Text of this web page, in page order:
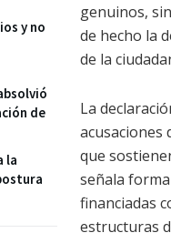
y no
de
la
genuinos,
de hecho la
de la
La
acusaciones
que
señala
financiadas
estructuras